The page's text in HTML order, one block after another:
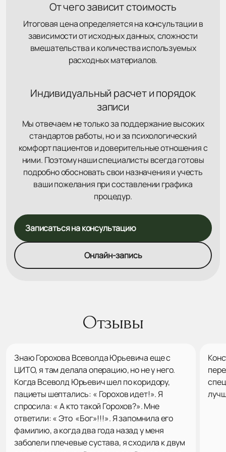
От чего зависит стоимость
Итоговая цена определяется на консультации в
зависимости от исходных данных, сложности
вмешательства и количества используемых
расходных материалов.
Индивидуальный расчет и порядок
записи
Мы отвечаем не только за поддержание высоких
стандартов работы, но и за психологический
комфорт пациентов и доверительные отношения с
ними. Поэтому наши специалисты всегда готовы
подробно обосновать свои назначения и учесть
ваши пожелания при составлении графика
процедур.
Записаться на консультацию
Онлайн-запись
Отзывы
Знаю Горохова Всеволда Юрьевича еще с
ЦИТО, я там делала операцию, но не у него.
Когда Всеволд Юрьевич шел по коридору,
пациеты шептались: « Горохов идет!». Я
спросила: « А кто такой Горохов?». Мне
ответили: « Это «Бог»!!!». Я запомнила его
фамилию, а когда два года назад у меня
заболели плечевые сустава, я сходила к двум